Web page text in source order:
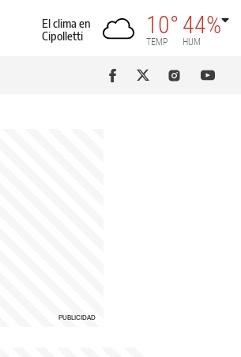
El clima en
Cipolletti
10°
TEMP
44%
HUM